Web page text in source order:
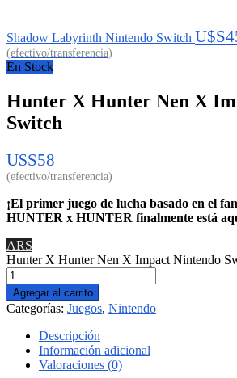
Shadow Labyrinth Nintendo Switch U$S
En Stock
Hunter X Hunter Nen X
Switch
U$S58
¡El primer juego de lucha basado en el
HUNTER x HUNTER finalmente está
ARS
Hunter X Hunter Nen X Impact Nintendo
Agregar al carrito
Categorías: Juegos, Nintendo
Descripción
Información adicional
Valoraciones (0)